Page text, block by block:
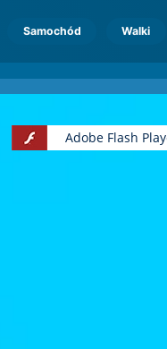
Samochód Walki
Adobe Flash